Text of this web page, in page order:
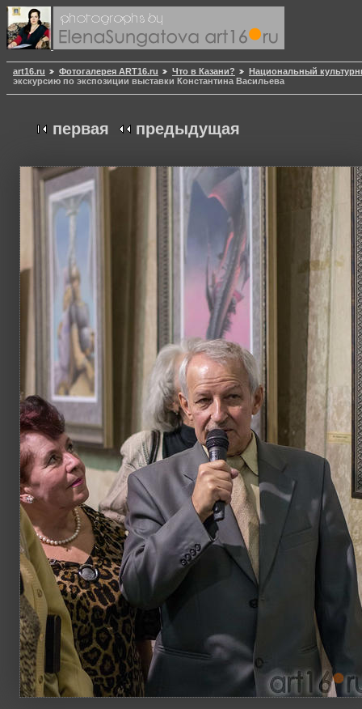
art16.ru Фотогалерея ART16.ru Что в Казани?
Национальный
экскурсию по экспозиции выставки Константина Васильева
первая предыдущая